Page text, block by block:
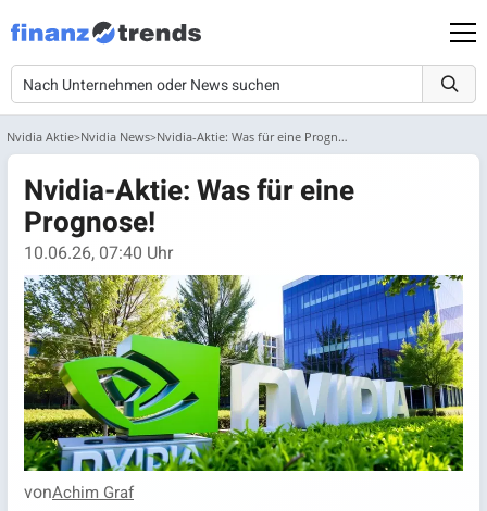
Nvidia Aktie Nvidia News Nvidia-Aktie: Was für eine Prognose!
Nvidia-Aktie: Was für eine
Prognose!
10.06.26, 07:40 Uhr
vonAchim Graf